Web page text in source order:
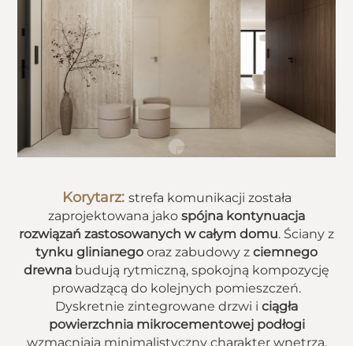
Korytarz: strefa komunikacji została
zaprojektowana jako spójna kontynuacja
rozwiązań zastosowanych w całym domu. Ściany z
tynku glinianego oraz zabudowy z ciemnego
drewna budują rytmiczną, spokojną kompozycję
prowadzącą do kolejnych pomieszczeń.
Dyskretnie zintegrowane drzwi i ciągła
powierzchnia mikrocementowej podłogi
wzmacniają minimalistyczny charakter wnętrza.